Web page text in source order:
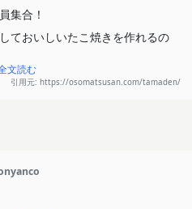
集合！
ておいしいたこ焼きを作れるの
ゃうシチュエーション。
とトト子ら女子メンバーも参加！
ャンス！
文読む
引用元: https://osomatsusan.com/tamaden/